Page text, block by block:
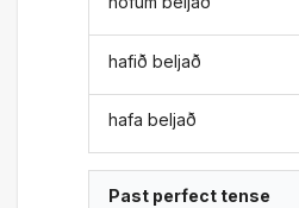
hafið beljað
hafa beljað
Past perfect tense